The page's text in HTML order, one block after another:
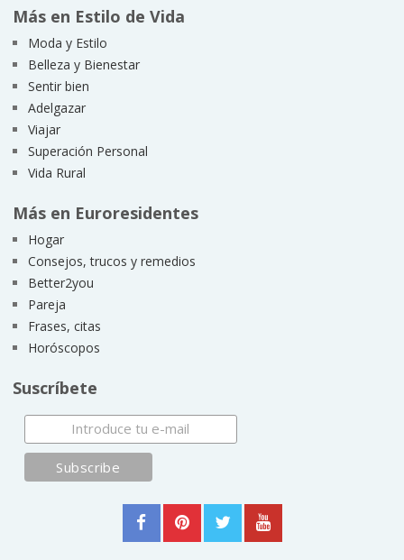
Más en Estilo de Vida
Moda y Estilo
Belleza y Bienestar
Sentir bien
Adelgazar
Viajar
Superación Personal
Vida Rural
Más en Euroresidentes
Hogar
Consejos, trucos y remedios
Better2you
Pareja
Frases, citas
Horóscopos
Suscríbete